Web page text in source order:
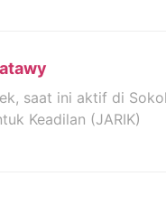
saat ini aktif di
Keadilan (JARIK)